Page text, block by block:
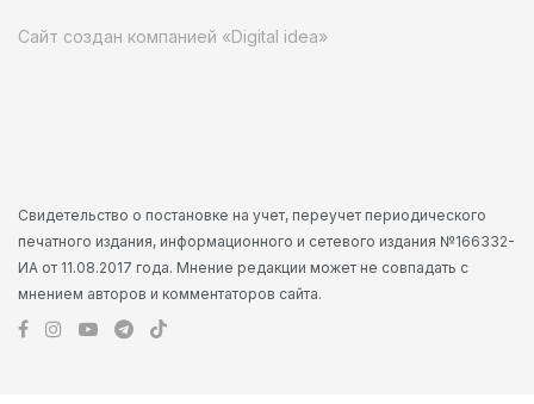
Сайт создан компанией «Digital idea»
Свидетельство о постановке на учет, переучет периодического
печатного издания, информационного и сетевого издания №166332-
ИА от 11.08.2017 года. Мнение редакции может не совпадать с
мнением авторов и комментаторов сайта.